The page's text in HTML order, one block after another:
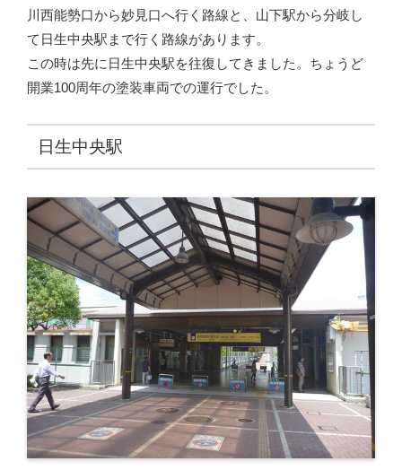
川西能勢口から妙見口へ行く路線と、山下駅から分岐し
て日生中央駅まで行く路線があります。
この時は先に日生中央駅を往復してきました。ちょうど
開業100周年の塗装車両での運行でした。
日生中央駅